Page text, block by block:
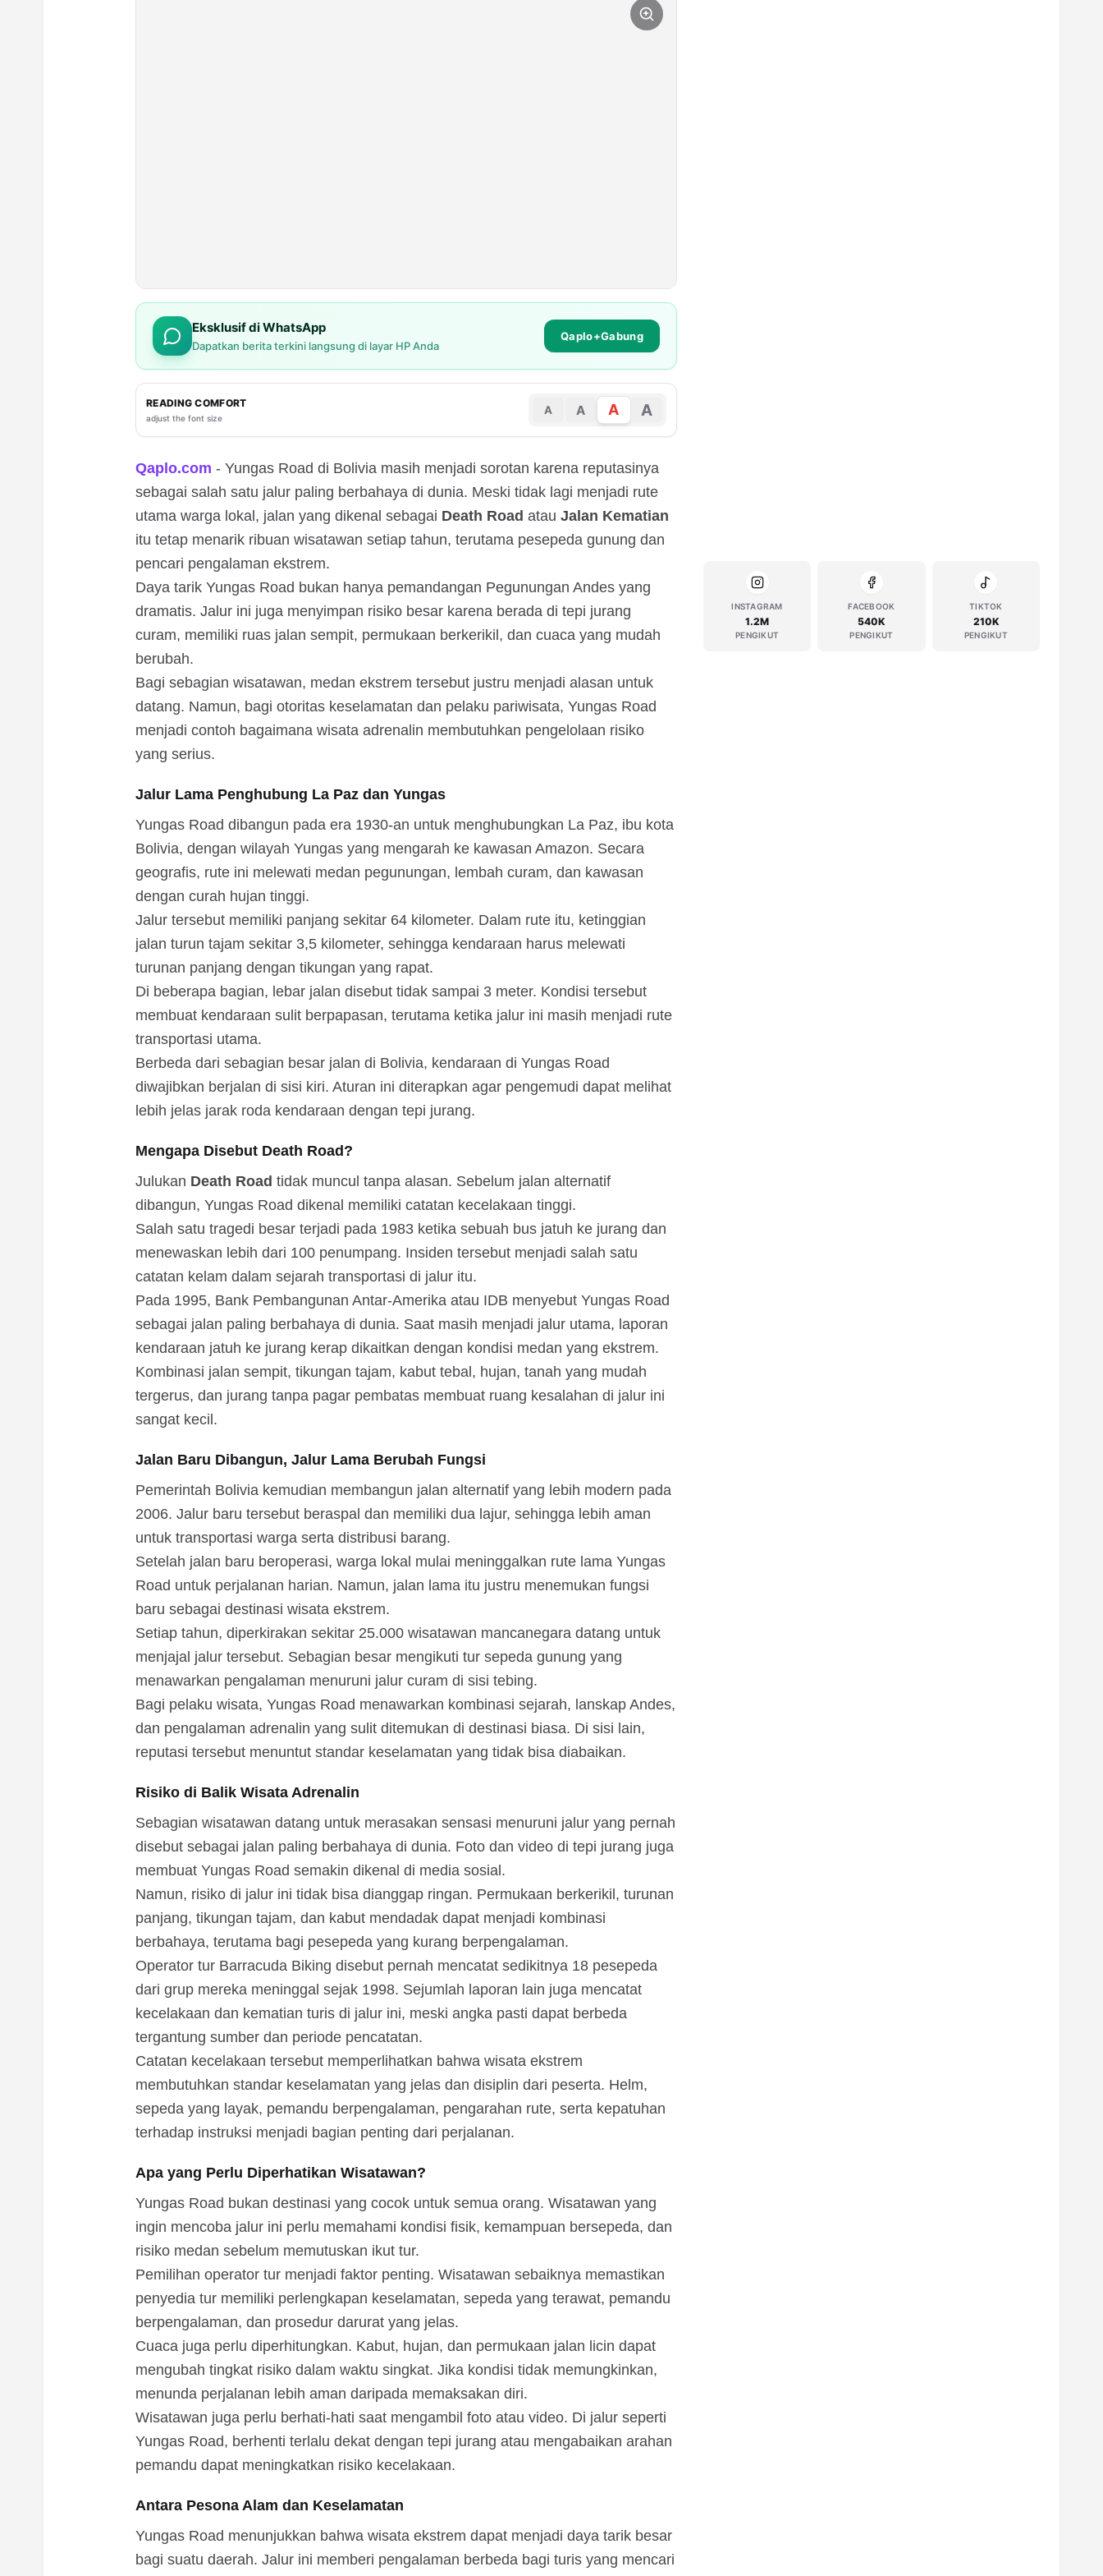
Eksklusif di WhatsApp
Dapatkan berita terkini langsung di layar HP Anda
Qaplo+Gabung
READING COMFORT
adjust the font size
A A A A
Qaplo.com - Yungas Road di Bolivia masih menjadi sorotan karena reputasinya
sebagai salah satu jalur paling berbahaya di dunia. Meski tidak lagi menjadi rute
utama warga lokal, jalan yang dikenal sebagai Death Road atau Jalan Kematian
itu tetap menarik ribuan wisatawan setiap tahun, terutama pesepeda gunung dan
pencari pengalaman ekstrem.
Daya tarik Yungas Road bukan hanya pemandangan Pegunungan Andes yang
dramatis. Jalur ini juga menyimpan risiko besar karena berada di tepi jurang
curam, memiliki ruas jalan sempit, permukaan berkerikil, dan cuaca yang mudah
berubah.
Bagi sebagian wisatawan, medan ekstrem tersebut justru menjadi alasan untuk
datang. Namun, bagi otoritas keselamatan dan pelaku pariwisata, Yungas Road
menjadi contoh bagaimana wisata adrenalin membutuhkan pengelolaan risiko
yang serius.
Jalur Lama Penghubung La Paz dan Yungas
Yungas Road dibangun pada era 1930-an untuk menghubungkan La Paz, ibu kota
Bolivia, dengan wilayah Yungas yang mengarah ke kawasan Amazon. Secara
geografis, rute ini melewati medan pegunungan, lembah curam, dan kawasan
dengan curah hujan tinggi.
Jalur tersebut memiliki panjang sekitar 64 kilometer. Dalam rute itu, ketinggian
jalan turun tajam sekitar 3,5 kilometer, sehingga kendaraan harus melewati
turunan panjang dengan tikungan yang rapat.
Di beberapa bagian, lebar jalan disebut tidak sampai 3 meter. Kondisi tersebut
membuat kendaraan sulit berpapasan, terutama ketika jalur ini masih menjadi rute
transportasi utama.
Berbeda dari sebagian besar jalan di Bolivia, kendaraan di Yungas Road
diwajibkan berjalan di sisi kiri. Aturan ini diterapkan agar pengemudi dapat melihat
lebih jelas jarak roda kendaraan dengan tepi jurang.
Mengapa Disebut Death Road?
Julukan Death Road tidak muncul tanpa alasan. Sebelum jalan alternatif
dibangun, Yungas Road dikenal memiliki catatan kecelakaan tinggi.
Salah satu tragedi besar terjadi pada 1983 ketika sebuah bus jatuh ke jurang dan
menewaskan lebih dari 100 penumpang. Insiden tersebut menjadi salah satu
catatan kelam dalam sejarah transportasi di jalur itu.
Pada 1995, Bank Pembangunan Antar-Amerika atau IDB menyebut Yungas Road
sebagai jalan paling berbahaya di dunia. Saat masih menjadi jalur utama, laporan
kendaraan jatuh ke jurang kerap dikaitkan dengan kondisi medan yang ekstrem.
Kombinasi jalan sempit, tikungan tajam, kabut tebal, hujan, tanah yang mudah
tergerus, dan jurang tanpa pagar pembatas membuat ruang kesalahan di jalur ini
sangat kecil.
Jalan Baru Dibangun, Jalur Lama Berubah Fungsi
Pemerintah Bolivia kemudian membangun jalan alternatif yang lebih modern pada
2006. Jalur baru tersebut beraspal dan memiliki dua lajur, sehingga lebih aman
untuk transportasi warga serta distribusi barang.
Setelah jalan baru beroperasi, warga lokal mulai meninggalkan rute lama Yungas
Road untuk perjalanan harian. Namun, jalan lama itu justru menemukan fungsi
baru sebagai destinasi wisata ekstrem.
Setiap tahun, diperkirakan sekitar 25.000 wisatawan mancanegara datang untuk
menjajal jalur tersebut. Sebagian besar mengikuti tur sepeda gunung yang
menawarkan pengalaman menuruni jalur curam di sisi tebing.
Bagi pelaku wisata, Yungas Road menawarkan kombinasi sejarah, lanskap Andes,
dan pengalaman adrenalin yang sulit ditemukan di destinasi biasa. Di sisi lain,
reputasi tersebut menuntut standar keselamatan yang tidak bisa diabaikan.
Risiko di Balik Wisata Adrenalin
Sebagian wisatawan datang untuk merasakan sensasi menuruni jalur yang pernah
disebut sebagai jalan paling berbahaya di dunia. Foto dan video di tepi jurang juga
membuat Yungas Road semakin dikenal di media sosial.
Namun, risiko di jalur ini tidak bisa dianggap ringan. Permukaan berkerikil, turunan
panjang, tikungan tajam, dan kabut mendadak dapat menjadi kombinasi
berbahaya, terutama bagi pesepeda yang kurang berpengalaman.
Operator tur Barracuda Biking disebut pernah mencatat sedikitnya 18 pesepeda
dari grup mereka meninggal sejak 1998. Sejumlah laporan lain juga mencatat
kecelakaan dan kematian turis di jalur ini, meski angka pasti dapat berbeda
tergantung sumber dan periode pencatatan.
Catatan kecelakaan tersebut memperlihatkan bahwa wisata ekstrem
membutuhkan standar keselamatan yang jelas dan disiplin dari peserta. Helm,
sepeda yang layak, pemandu berpengalaman, pengarahan rute, serta kepatuhan
terhadap instruksi menjadi bagian penting dari perjalanan.
Apa yang Perlu Diperhatikan Wisatawan?
Yungas Road bukan destinasi yang cocok untuk semua orang. Wisatawan yang
ingin mencoba jalur ini perlu memahami kondisi fisik, kemampuan bersepeda, dan
risiko medan sebelum memutuskan ikut tur.
Pemilihan operator tur menjadi faktor penting. Wisatawan sebaiknya memastikan
penyedia tur memiliki perlengkapan keselamatan, sepeda yang terawat, pemandu
berpengalaman, dan prosedur darurat yang jelas.
Cuaca juga perlu diperhitungkan. Kabut, hujan, dan permukaan jalan licin dapat
mengubah tingkat risiko dalam waktu singkat. Jika kondisi tidak memungkinkan,
menunda perjalanan lebih aman daripada memaksakan diri.
Wisatawan juga perlu berhati-hati saat mengambil foto atau video. Di jalur seperti
Yungas Road, berhenti terlalu dekat dengan tepi jurang atau mengabaikan arahan
pemandu dapat meningkatkan risiko kecelakaan.
Antara Pesona Alam dan Keselamatan
Yungas Road menunjukkan bahwa wisata ekstrem dapat menjadi daya tarik besar
bagi suatu daerah. Jalur ini memberi pengalaman berbeda bagi turis yang mencari
INSTAGRAM
1.2M
PENGIKUT
FACEBOOK
540K
PENGIKUT
TIKTOK
210K
PENGIKUT